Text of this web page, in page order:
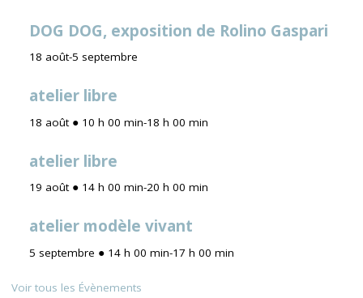
DOG DOG, exposition de Rolino Gaspari
18 août-5 septembre
atelier libre
18 août ● 10 h 00 min-18 h 00 min
atelier libre
19 août ● 14 h 00 min-20 h 00 min
atelier modèle vivant
5 septembre ● 14 h 00 min-17 h 00 min
Voir tous les Évènements